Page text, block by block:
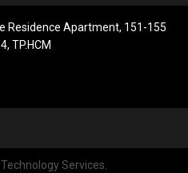
Residence Apartment, 151-155
TP.HCM
Services.